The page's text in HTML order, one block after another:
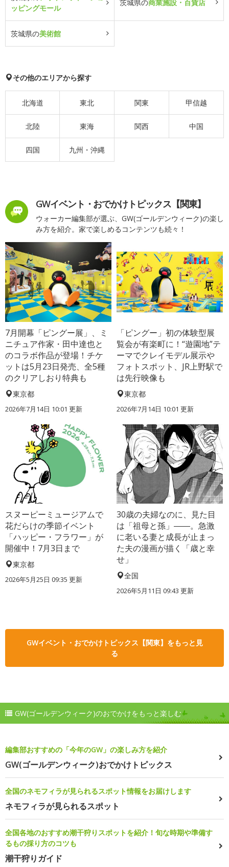
ッピングモール
茨城県の商業施設・百貨店
茨城県の美術館
その他のエリアから探す
北海道 東北 関東 甲信越
北陸 東海 関西 中国
四国 九州・沖縄
GWイベント・おでかけトピックス【関東】
ウォーカー編集部が選ぶ、GW(ゴールデンウィーク)の楽し
み方を紹介。家で楽しめるコンテンツも続々！
7月開幕「ピングー展」、ミ
ニチュア作家・田中達也と
のコラボ作品が登場！チケ
ットは5月23日発売、全5種
のクリアしおり特典も
東京都
2026年7月14日 10:01 更新
「ピングー」初の体験型展
覧会が有楽町に！“遊園地”テ
ーマでクレイモデル展示や
フォトスポット、JR上野駅で
は先行映像も
東京都
2026年7月14日 10:01 更新
スヌーピーミュージアムで
花だらけの季節イベント
「ハッピー・フラワー」が
開催中！7月3日まで
東京都
2026年5月25日 09:35 更新
30歳の夫婦なのに、見た目
は「祖母と孫」――。急激
に老いる妻と成長が止まっ
た夫の漫画が描く「歳と幸
せ」
全国
2026年5月11日 09:43 更新
GWイベント・おでかけトピックス【関東】をもっと見
る
GW(ゴールデンウィーク)のおでかけをもっと楽しむ
編集部おすすめの「今年のGW」の楽しみ方を紹介
GW(ゴールデンウィーク)おでかけトピックス
全国のネモフィラが見られるスポット情報をお届けします
ネモフィラが見られるスポット
全国各地のおすすめ潮干狩りスポットを紹介！旬な時期や準備す
るもの採り方のコツも
潮干狩りガイド